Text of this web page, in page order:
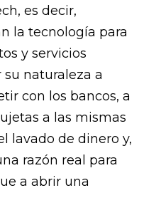
es decir,
la tecnología para
y servicios
naturaleza a
con los bancos, a
a las mismas
lavado de dinero y,
razón real para
a abrir una